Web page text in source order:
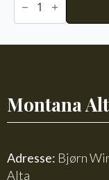
"go-
stor
Montana
Adresse: Bjørn
Alta